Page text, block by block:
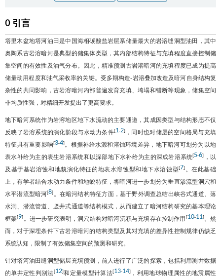
0 引言
塔里木盆地塔河油田是中国海相碳酸盐岩层系储量最大的岩溶缝洞型油田，其中
奥陶系古岩溶暗河是典型的储集体类型，其内部结构特征与充填程度直接控制储
集空间的有效性及油气分布。因此，精准预测古岩溶暗河的充填程度已成为提高
储量动用程度和油气采收率的关键。受多期构造-岩溶叠加改造及暗河自身结构复
杂性的共同影响，古岩溶暗河内部普遍发育充填、垮塌和错断等现象，储集空间
非均质性强，对精细开发提出了更高要求。
地下暗河系统作为岩溶地区地下水流动的主要通道，其成因类型与结构形态不仅
反映了岩溶系统的演化阶段与水动力条件[1-2]，同时也对储层的空间格局与充填
特征具有重要影响[3-4]。根据补给水源和溶蚀环境差异，地下暗河可划分为以地
表水补给为主的表生岩溶系统和以深部地下水补给为主的深成岩溶系统[5-6] ，以
及基于基岩溶蚀和地貌演化特征的地表水溶蚀型和地下水溶蚀型[7] 。在此基础
上，有学者结合水动力条件和地貌特征，将暗河进一步划分为垂直渗流型洞穴和
水平潜流型暗河[8] 。在暗河结构特征方面，基于野外调查总结出峡谷式通道、落
水洞、潜流管道、竖井式通道等结构模式，从而建立了暗河结构研究的基本理论
框架[9] 。进一步研究表明，洞穴结构对暗河沉积与充填存在控制作用[10-11]。然
而，对于深埋条件下古岩溶暗河的结构类型及其对充填的差异性控制规律仍缺乏
系统认知，限制了有效储集空间的预测和研究。
针对塔河油田缝洞型储层充填预测，前人进行了广泛的探索，包括利用测井数据
的单井定性判别法[12]和定量模型计算法[13-14] ，利用地球物理属性的地震属性